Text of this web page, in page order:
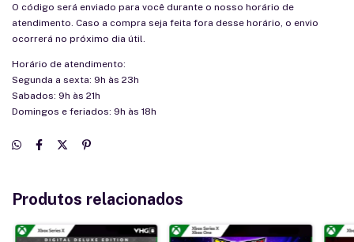
O código será enviado para você durante o nosso horário de
atendimento. Caso a compra seja feita fora desse horário, o envio
ocorrerá no próximo dia útil.
Horário de atendimento:
Segunda a sexta: 9h às 23h
Sabados: 9h às 21h
Domingos e feriados: 9h às 18h
Produtos relacionados